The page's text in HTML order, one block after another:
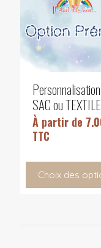
Personnalisation
SAC ou TEXTILE
À partir de
TTC
Choix des